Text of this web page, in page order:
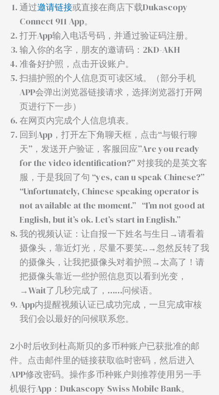
通过邀请链接或直接在商店下载Dukascopy
Connect 911 App。
打开App输入电话号码，并通过验证码注册。
输入你的名字，朋友的邀请码：2KD-AKH
准备好护照，点击开设账户。
扫描护照的个人信息页可读区域。（部分手机
APP会弹出浏览器链接请求，选择浏览器打开网
页进行下一步）
在网页内完成个人信息填表。
回到App，打开左下角聊天框，点击“与银行聊
天”，发送开户验证，客服回应”Are you ready
for the video identification?” 对接我的是英文客
服，于是我回了句 “yes, can u speak Chinese?”
“Unfortunately, Chinese speaking operator is
not available at the moment.” “I’m not good at
English, but it’s ok. Let’s start in English.”
我的视频认证：让自报一下姓名与生日→请看着
摄像头，靠近灯光，尽量不要笑..→忽然反转了我
的摄像头，让我把摄像头对着护照→太高了！请
把摄像头靠近一些护照信息页以看到光变，
→Wait了几秒完成了，……问候语。
App内提醒视频认证已成功完成，一旦完成审核
我们会以最好的问候联系您。
2小时后收到杜高斯贝的多币种账户已获批准的邮
件。点击邮件里的链接获取临时密码，然后进入
APP修改密码。操作多币种账户则推荐使用另一手
机银行App：Dukascopy Swiss Mobile Bank。